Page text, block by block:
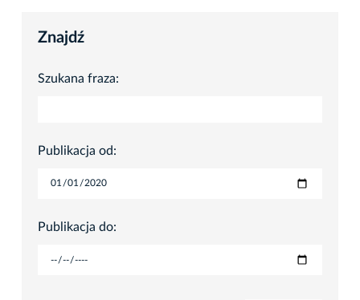
Znajdź
Szukana fraza:
Publikacja od:
Publikacja do: